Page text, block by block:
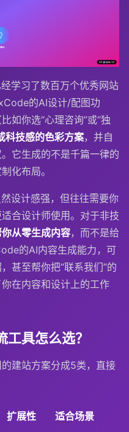
学习了数百万个优秀网站
的AI设计/配图功
如你选“心理咨询”或“独
科技感的色彩方案，并自
它生成的不是千篇一律的
化布局。
设计感强，但往往需要你
合设计师使用。对于非技
从零生成内容，而不是给
的AI内容生成能力，可
甚至帮你把“联系我们”的
在内容和设计上的工作
具怎么选？
建站方案分成5类，直接
扩展性
适合场景